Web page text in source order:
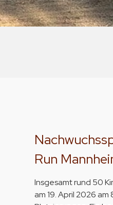
Run
Insgesamt rund 50
am 19. April 2026